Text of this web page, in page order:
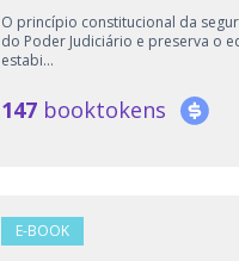
O princípio constitucional da
do Poder Judiciário e preserva o
estabi...
147 booktokens
E-BOOK